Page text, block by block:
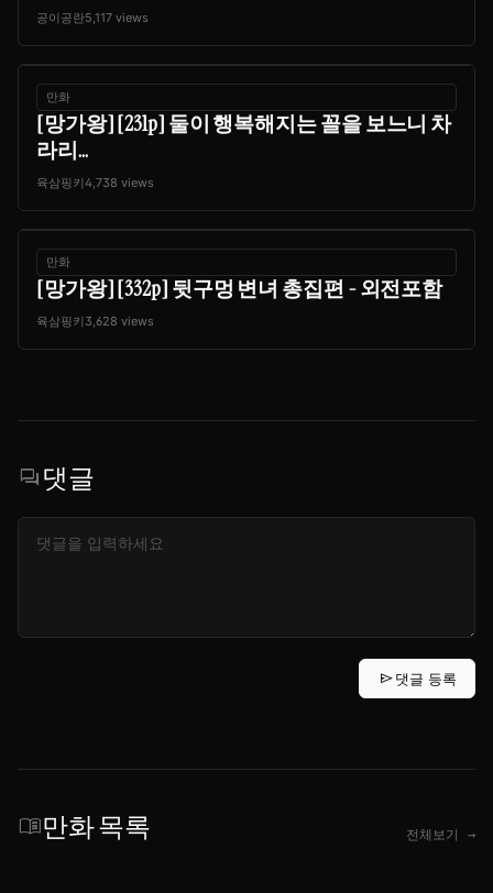
공이공란5,117 views
만화
[망가왕] [231p] 둘이 행복해지는 꼴을 보느니 차
라리...
육삼핑키4,738 views
만화
[망가왕] [332p] 뒷구멍 변녀 총집편 - 외전포함
육삼핑키 3,628 views
forum댓글
send댓글 등록
menu_book만화 목록 전체보기 →